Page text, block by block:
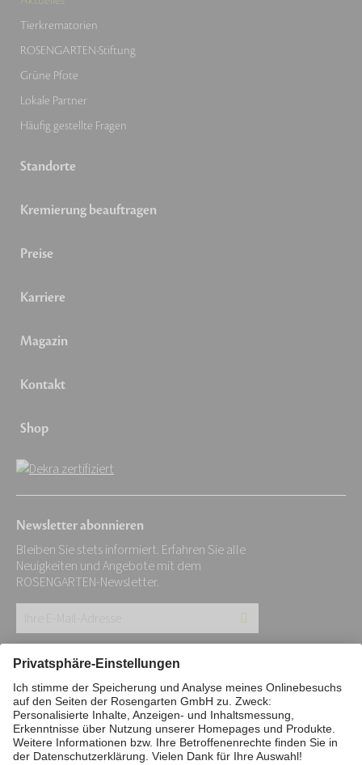
Tierkrematorien
ROSENGARTEN-Stiftung
Grüne Pfote
Lokale Partner
Häufig gestellte Fragen
Standorte
Kremierung beauftragen
Preise
Karriere
Magazin
Kontakt
Shop
Newsletter abonnieren
Bleiben Sie stets informiert. Erfahren Sie alle
Neuigkeiten und Angebote mit dem
ROSENGARTEN-Newsletter.
E-
Mail-
Adresse:
*
Impressum Datenschutz
Stiftung
Interne Meldestelle
Zahlungsmittel
Barrierefreiheitserklärung
Vertrag widerrufen